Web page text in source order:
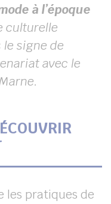
à l’époque
culturelle
signe de
avec le
les pratiques de